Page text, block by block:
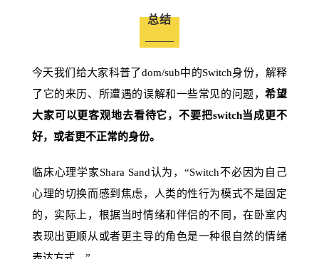
总结
今天我们给大家科普了dom/sub中的Switch身份，解释
了它的来历、所遭遇的误解和一些常见的问题，希望
大家可以更客观地去看待它，不要把switch当成更不
好，或者更不正常的身份。
临床心理学家Shara Sand认为，“Switch不必因为自己
心理的切换而感到焦虑，人类的性行为模式不是固定
的，实际上，根据当时情绪和伴侣的不同，在卧室内
表现出更顺从或者更主导的角色是一种很自然的情绪